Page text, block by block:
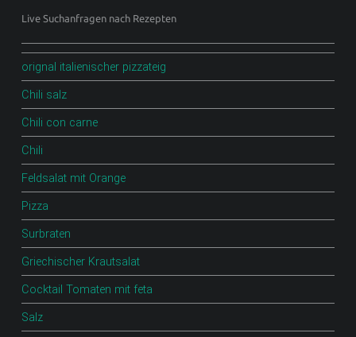
Footer sidebar
Live Suchanfragen nach Rezepten
orignal italienischer pizzateig
Chili salz
Chili con carne
Chili
Feldsalat mit Orange
Pizza
Surbraten
Griechischer Krautsalat
Cocktail Tomaten mit feta
Salz